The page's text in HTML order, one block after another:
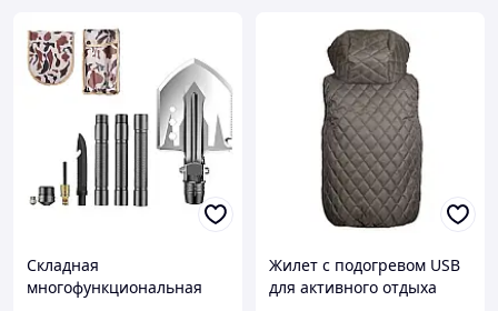
Складная
многофункциональная
Жилет с подогревом USB
для активного отдыха